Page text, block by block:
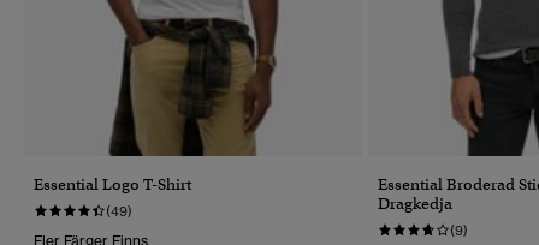
Essential Logo T-Shirt
(49)
Fler Färger Finns
Essential Broderad
Dragkedja
(9)